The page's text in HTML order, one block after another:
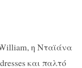
η Νταϊάνα
και παλτό